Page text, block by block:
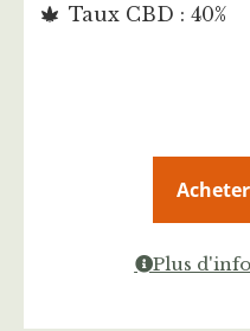
Taux CBD : 40%
Plus